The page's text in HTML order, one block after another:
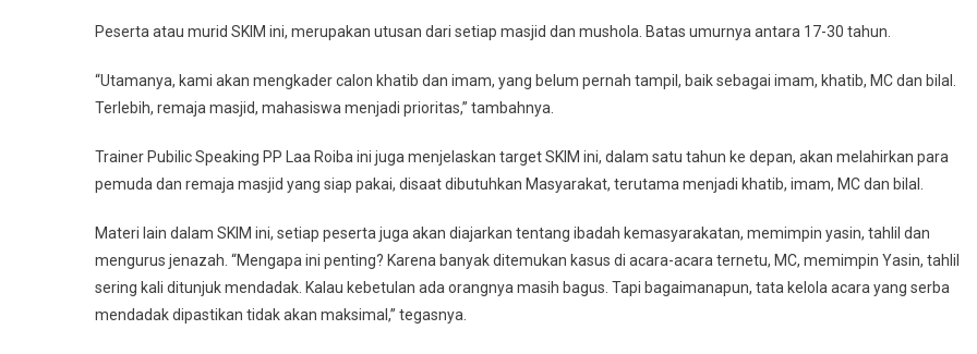
Peserta atau murid SKIM ini, merupakan utusan dari setiap masjid dan mushola. Batas umurnya antara 17-30 tahun.
“Utamanya, kami akan mengkader calon khatib dan imam, yang belum pernah tampil, baik sebagai imam, khatib, MC dan bilal.
Terlebih, remaja masjid, mahasiswa menjadi prioritas,” tambahnya.
Trainer Pubilic Speaking PP Laa Roiba ini juga menjelaskan target SKIM ini, dalam satu tahun ke depan, akan melahirkan para
pemuda dan remaja masjid yang siap pakai, disaat dibutuhkan Masyarakat, terutama menjadi khatib, imam, MC dan bilal.
Materi lain dalam SKIM ini, setiap peserta juga akan diajarkan tentang ibadah kemasyarakatan, memimpin yasin, tahlil dan
mengurus jenazah. “Mengapa ini penting? Karena banyak ditemukan kasus di acara-acara ternetu, MC, memimpin Yasin, tahlil
sering kali ditunjuk mendadak. Kalau kebetulan ada orangnya masih bagus. Tapi bagaimanapun, tata kelola acara yang serba
mendadak dipastikan tidak akan maksimal,” tegasnya.